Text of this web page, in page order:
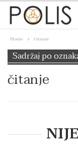
Home čitanje
Sadržaj po
čitanje